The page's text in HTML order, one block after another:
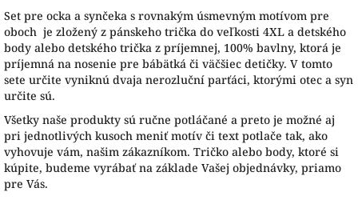
Set pre ocka a synčeka s rovnakým úsmevným motívom pre
oboch je zložený z pánskeho trička do veľkosti 4XL a detského
body alebo detského trička z príjemnej, 100% bavlny, ktorá je
príjemná na nosenie pre bábätká či väčšiec detičky. V tomto
sete určite vyniknú dvaja nerozluční parťáci, ktorými otec a syn
určite sú.
Všetky naše produkty sú ručne potláčané a preto je možné aj
pri jednotlivých kusoch meniť motív či text potlače tak, ako
vyhovuje vám, našim zákazníkom. Tričko alebo body, ktoré si
kúpite, budeme vyrábať na základe Vašej objednávky, priamo
pre Vás.